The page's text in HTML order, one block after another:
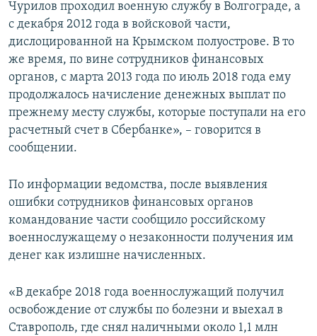
Чурилов проходил военную службу в Волгограде, а
с декабря 2012 года в войсковой части,
дислоцированной на Крымском полуострове. В то
же время, по вине сотрудников финансовых
органов, с марта 2013 года по июль 2018 года ему
продолжалось начисление денежных выплат по
прежнему месту службы, которые поступали на его
расчетный счет в Сбербанке», – говорится в
сообщении.
По информации ведомства, после выявления
ошибки сотрудников финансовых органов
командование части сообщило российскому
военнослужащему о незаконности получения им
денег как излишне начисленных.
«В декабре 2018 года военнослужащий получил
освобождение от службы по болезни и выехал в
Ставрополь, где снял наличными около 1,1 млн